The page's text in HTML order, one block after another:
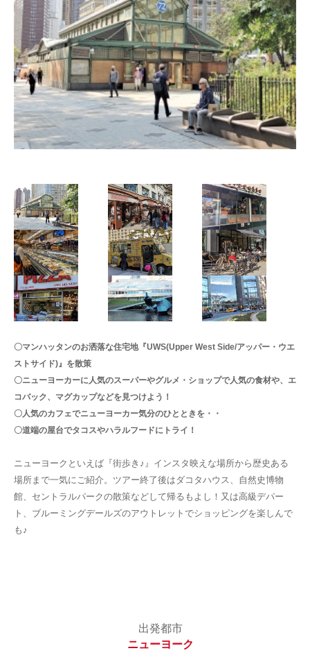
〇マンハッタンのお洒落な住宅地『UWS(Upper West Side/アッパー・ウエ
ストサイド)』を散策
〇ニューヨーカーに人気のスーパーやグルメ・ショップで人気の食材や、エ
コバック、マグカップなどを見つけよう！
〇人気のカフェでニューヨーカー気分のひとときを・・
〇道端の屋台でタコスやハラルフードにトライ！
ニューヨークといえば『街歩き♪』インスタ映えな場所から歴史ある
場所まで一気にご紹介。ツアー終了後はダコタハウス、自然史博物
館、セントラルパークの散策などして帰るもよし！又は高級デパー
ト、ブルーミングデールズのアウトレットでショッピングを楽しんで
も♪
出発都市
ニューヨーク